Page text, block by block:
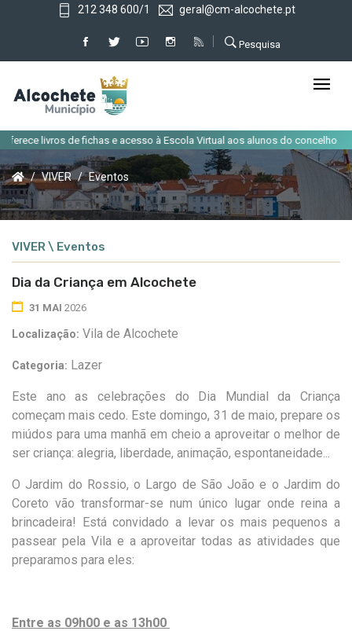
212 348 600/1 geral@cm-alcochete.pt
Pesquisa
livros de fichas e acesso à Escola Virtual aos alunos do concelho |
VIVER Eventos
VIVER \ Eventos
Dia da Criança em Alcochete
31 MAI 2026
Localização: Vila de Alcochete
Categoria: Lazer
Este ano as celebrações do Dia Mundial da Criança
começam mais cedo. Este domingo, 31 de maio, prepare os
miúdos para uma manhã em cheio a aproveitar o melhor de
ser criança: alegria, liberdade, animação, espontaneidade...
O Jardim do Rossio, o Largo de São João e o Jardim do
Coreto vão transformar-se num único lugar onde reina a
brincadeira! Está convidado a levar os mais pequenos a
passear pela Vila e a aproveitar todas as atividades que
preparamos para eles:
Entre as 09h00 e as 13h00